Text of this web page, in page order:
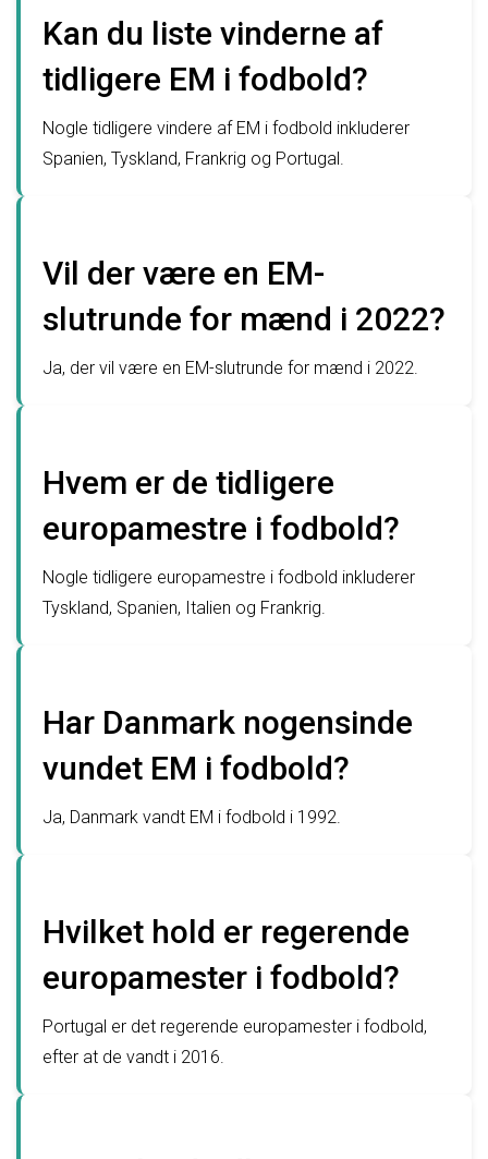
Kan du liste vinderne af
tidligere EM i fodbold?
Nogle tidligere vindere af EM i fodbold inkluderer
Spanien, Tyskland, Frankrig og Portugal.
Vil der være en EM-
slutrunde for mænd i 2022?
Ja, der vil være en EM-slutrunde for mænd i 2022.
Hvem er de tidligere
europamestre i fodbold?
Nogle tidligere europamestre i fodbold inkluderer
Tyskland, Spanien, Italien og Frankrig.
Har Danmark nogensinde
vundet EM i fodbold?
Ja, Danmark vandt EM i fodbold i 1992.
Hvilket hold er regerende
europamester i fodbold?
Portugal er det regerende europamester i fodbold,
efter at de vandt i 2016.